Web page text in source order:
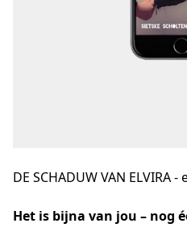
DE SCHADUW VAN ELVIRA -
Het is bijna van jou – nog